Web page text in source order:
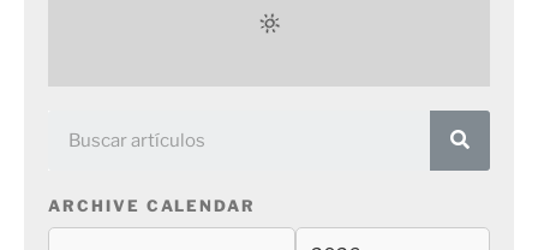
ARCHIVE CALENDAR